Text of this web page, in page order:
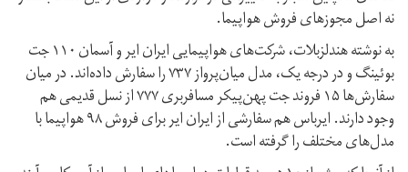
نه اصل مجوزهای فروش هواپیما.
به نوشته هندلزبلات، شرکت‌های هواپیمایی ایران ایر و آسمان ۱۱۰ جت
بوئینگ و در درجه یک، مدل میان‌پرواز ۷۳۷ را سفارش داده‌اند. در میان
سفارش‌ها ۱۵ فروند جت پهن‌پیکر مسافربری ۷۷۷ از نسل قدیمی هم
وجود دارند. ایرباس هم سفارشی از ایران ایر برای فروش ۹۸ هواپیما با
مدل‌های مختلف را گرفته است.